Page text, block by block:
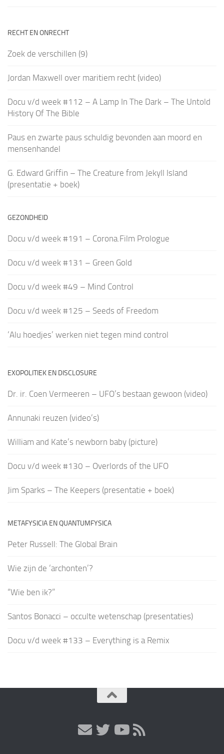
RECHT EN ONRECHT
Zoek de verschillen (9)
Jordan Maxwell over maritiem recht (video)
Docu v/d week #112 – A Lamp In The Dark – The Untold
History Of The Bible
Paus en zwarte paus schuldig bevonden aan moord en
mensenhandel
G. Edward Griffin – The Creature from Jekyll Island
(presentatie + boek)
GEZONDHEID
Docu v/d week #191 – Corona.Film Prologue
Docu v/d week #131 – Green Gold
Docu v/d week #49 – Mind Control
Docu v/d week #125 – Seeds of Freedom
‘Alu hoedjes’ werken niet tegen mind control
EXOPOLITIEK EN DISCLOSURE
Dr. ir. Coen Vermeeren – UFO’s bestaan gewoon (video)
Annunaki reuzen (video’s)
William and Kate’s newborn baby (picture)
Docu v/d week #130 – Overlords of the UFO
Jim Sparks – The Keepers (presentatie + boek)
METAFYSICIA EN QUANTUMFYSICA
Peter Russell: The Global Brain
Wie zijn de ‘archonten’?
“Wie ben ik?”
Santos Bonacci – occulte wetenschap (presentaties)
Docu v/d week #133 – Everything is a Remix